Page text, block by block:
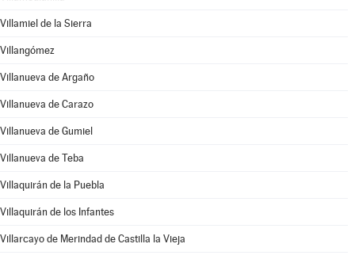
Villamiel de la Sierra
Villangómez
Villanueva de Argaño
Villanueva de Carazo
Villanueva de Gumiel
Villanueva de Teba
Villaquirán de la Puebla
Villaquirán de los Infantes
Villarcayo de Merindad de Castilla la Vieja